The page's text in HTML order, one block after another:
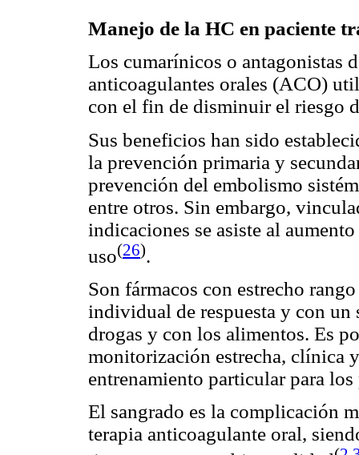
Manejo de la HC en paciente
Los cumarínicos o antagonistas
anticoagulantes orales (ACO)
con el fin de disminuir el riesgo
Sus beneficios han sido
la prevención primaria y
prevención del embolismo
entre otros. Sin embargo,
indicaciones se asiste al
uso(26).
Son fármacos con estrecho
individual de respuesta y con un
drogas y con los alimentos. Es
monitorización estrecha, clínica
entrenamiento particular para
El sangrado es la complicación
terapia anticoagulante oral,